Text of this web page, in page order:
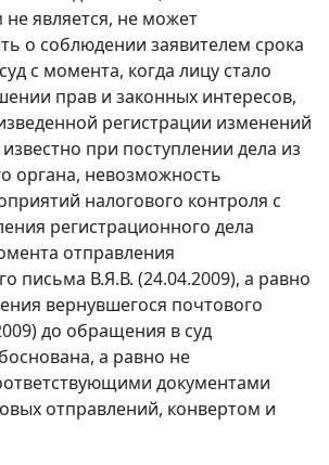
не является, не может
о соблюдении заявителем срока
с момента, когда лицу стало
прав и законных интересов,
регистрации изменений
при поступлении дела из
органа, невозможность
налогового контроля с
регистрационного дела
отправления
письма В.Я.В. (24.04.2009), а равно
вернувшегося почтового
до обращения в суд
а равно не
документами
отправлений, конвертом и